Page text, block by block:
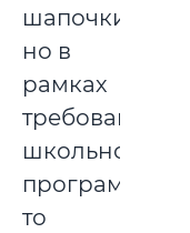
шапочки,
но в
рамках
требований
школьной
программы,
то